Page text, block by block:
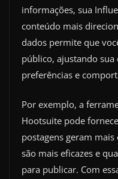
informações, sua
conteúdo mais
dados permite que
público, ajustando sua
preferências e
Por exemplo, a
Hootsuite pode
postagens geram
são mais eficazes e
para publicar. Com